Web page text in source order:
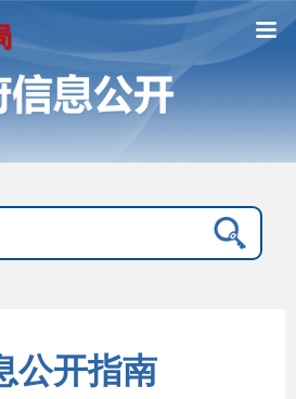
公开指南